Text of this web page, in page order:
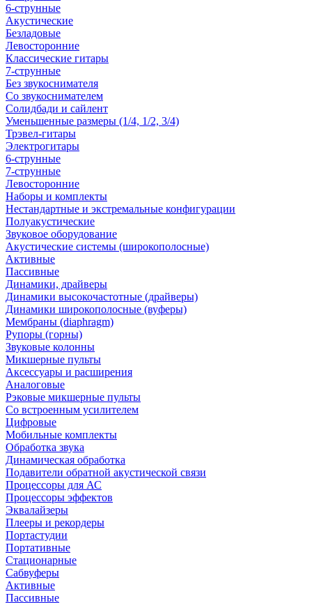
6-струнные
Акустические
Безладовые
Левосторонние
Классические гитары
7-струнные
Без звукоснимателя
Со звукоснимателем
Солидбади и сайлент
Уменьшенные размеры (1/4, 1/2, 3/4)
Трэвел-гитары
Электрогитары
6-струнные
7-струнные
Левосторонние
Наборы и комплекты
Нестандартные и экстремальные конфигурации
Полуакустические
Звуковое оборудование
Акустические системы (широкополосные)
Активные
Пассивные
Динамики, драйверы
Динамики высокочастотные (драйверы)
Динамики широкополосные (вуферы)
Мембраны (diaphragm)
Рупоры (горны)
Звуковые колонны
Микшерные пульты
Аксессуары и расширения
Аналоговые
Рэковые микшерные пульты
Со встроенным усилителем
Цифровые
Мобильные комплекты
Обработка звука
Динамическая обработка
Подавители обратной акустической связи
Процессоры для АС
Процессоры эффектов
Эквалайзеры
Плееры и рекордеры
Портастудии
Портативные
Стационарные
Сабвуферы
Активные
Пассивные